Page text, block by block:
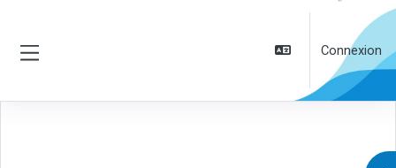
Connexion